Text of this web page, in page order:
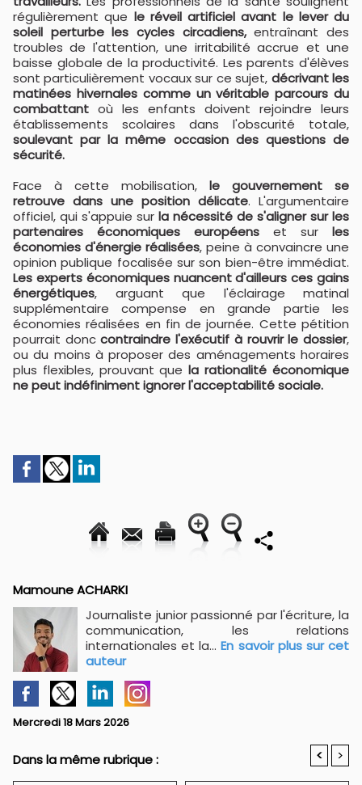
régulièrement que le réveil artificiel avant le lever du
soleil perturbe les cycles circadiens,entraînant des
troubles de l'attention, une irritabilité accrue et une
baisse globale de la productivité. Les parents d'élèves
sont particulièrement vocaux sur ce sujet, décrivant les
matinées hivernales comme un véritable parcours du
combattant où les enfants doivent rejoindre leurs
établissements scolaires dans l'obscurité totale,
soulevant par la même occasion des questions de
sécurité.
Face à cette mobilisation, le gouvernement se
retrouve dans une position délicate. L'argumentaire
officiel, qui s'appuie sur la nécessité de s'aligner sur les
partenaires économiques européens et sur les
économies d'énergie réalisées, peine à convaincre une
opinion publique focalisée sur son bien-être immédiat.
Les experts économiques nuancent d'ailleurs ces gains
énergétiques, arguant que l'éclairage matinal
supplémentaire compense en grande partie les
économies réalisées en fin de journée. Cette pétition
pourrait donccontraindre l'exécutif à rouvrir le dossier,
ou du moins à proposer des aménagements horaires
plus flexibles, prouvant quela rationalité économique
ne peut indéfiniment ignorer l'acceptabilité sociale.
Mamoune ACHARKI
Journaliste junior passionné par l'écriture, la
communication, les relations
internationales et la...En savoir plus sur cet
auteur
Mercredi 18 Mars 2026
Dans la même rubrique : < >